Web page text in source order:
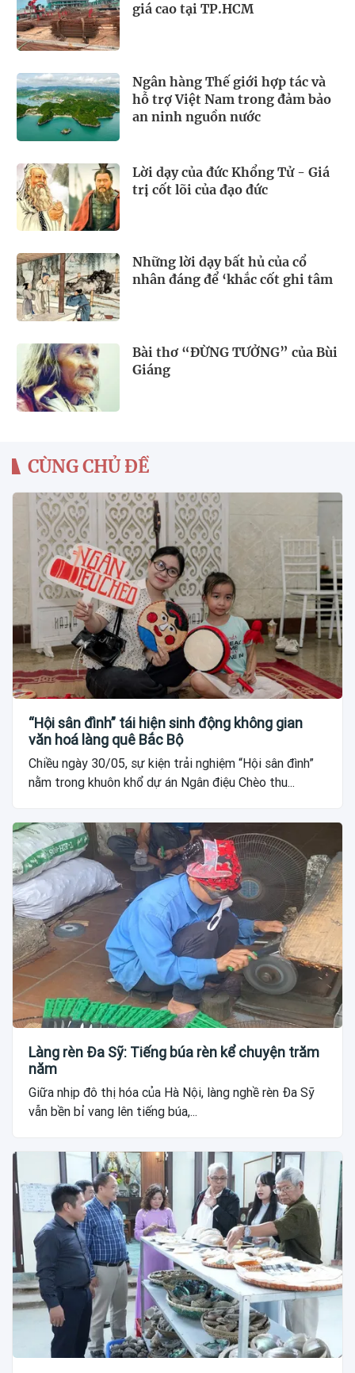
giá cao tại TP.HCM
Ngân hàng Thế giới hợp tác và
hỗ trợ Việt Nam trong đảm bảo
an ninh nguồn nước
Lời dạy của đức Khổng Tử - Giá
trị cốt lõi của đạo đức
Những lời dạy bất hủ của cổ
nhân đáng để ‘khắc cốt ghi tâm
Bài thơ “ĐỪNG TƯỞNG” của Bùi
Giáng
CÙNG CHỦ ĐỀ
“Hội sân đình” tái hiện sinh động không gian
văn hoá làng quê Bắc Bộ
Chiều ngày 30/05, sự kiện trải nghiệm “Hội sân đình”
nằm trong khuôn khổ dự án Ngân điệu Chèo thu...
Làng rèn Đa Sỹ: Tiếng búa rèn kể chuyện trăm
năm
Giữa nhịp đô thị hóa của Hà Nội, làng nghề rèn Đa Sỹ
vẫn bền bỉ vang lên tiếng búa,...